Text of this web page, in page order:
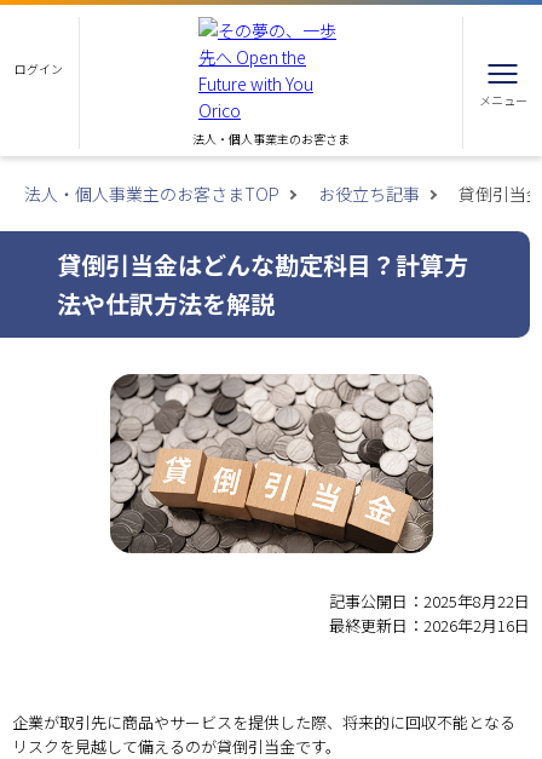
ログイン
法人・個人事業主のお客さま
メニュー
法人・個人事業主のお客さまTOP お役立ち記事 貸倒引当
貸倒引当金はどんな勘定科目？計算方
法や仕訳方法を解説
記事公開日：2025年8月22日
最終更新日：2026年2月16日
企業が取引先に商品やサービスを提供した際、将来的に回収不能となる
リスクを見越して備えるのが貸倒引当金です。